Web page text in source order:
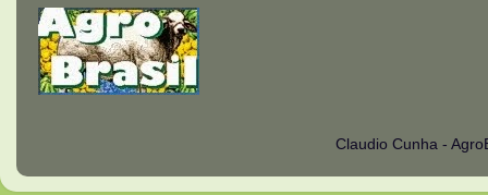
Claudio Cunha -